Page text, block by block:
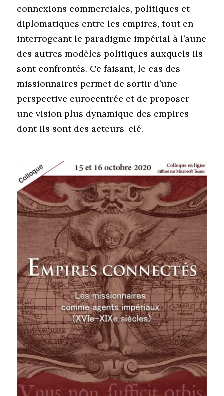
connexions commerciales, politiques et
diplomatiques entre les empires, tout en
interrogeant le paradigme impérial à l’aune
des autres modèles politiques auxquels ils
sont confrontés. Ce faisant, le cas des
missionnaires permet de sortir d’une
perspective eurocentrée et de proposer
une vision plus dynamique des empires
dont ils sont des acteurs-clé.